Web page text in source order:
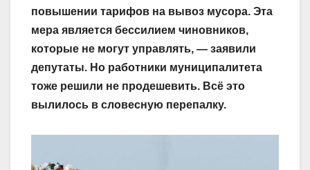
повышении тарифов на вывоз мусора. Эта
мера является бессилием чиновников,
которые не могут управлять, — заявили
депутаты. Но работники муниципалитета
тоже решили не продешевить. Всё это
вылилось в словесную перепалку.